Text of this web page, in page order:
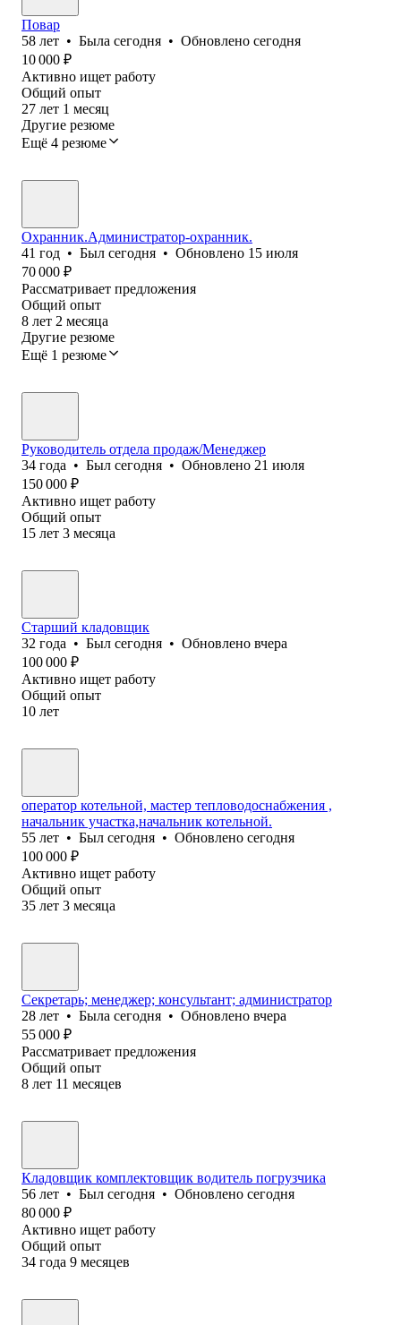
Повар
58 лет • Была сегодня • Обновлено сегодня
10 000 ₽
Активно ищет работу
Общий опыт
27 лет 1 месяц
Другие резюме
Ещё 4 резюме
Охранник.Администратор-охранник.
41 год • Был сегодня • Обновлено 15 июля
70 000 ₽
Рассматривает предложения
Общий опыт
8 лет 2 месяца
Другие резюме
Ещё 1 резюме
Руководитель отдела продаж/Менеджер
34 года • Был сегодня • Обновлено 21 июля
150 000 ₽
Активно ищет работу
Общий опыт
15 лет 3 месяца
Старший кладовщик
32 года • Был сегодня • Обновлено вчера
100 000 ₽
Активно ищет работу
Общий опыт
10 лет
оператор котельной, мастер тепловодоснабжения ,
начальник участка,начальник котельной.
55 лет • Был сегодня • Обновлено сегодня
100 000 ₽
Активно ищет работу
Общий опыт
35 лет 3 месяца
Секретарь; менеджер; консультант; администратор
28 лет • Была сегодня • Обновлено вчера
55 000 ₽
Рассматривает предложения
Общий опыт
8 лет 11 месяцев
Кладовщик комплектовщик водитель погрузчика
56 лет • Был сегодня • Обновлено сегодня
80 000 ₽
Активно ищет работу
Общий опыт
34 года 9 месяцев